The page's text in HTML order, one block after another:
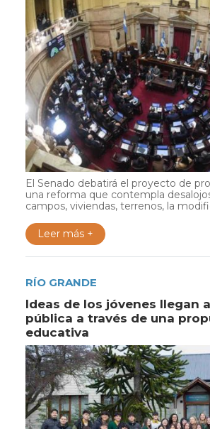
El Senado debatirá el proyecto de
una reforma que contempla
campos, viviendas, terrenos, la
Leer más +
RÍO GRANDE
Ideas de los jóvenes llegan
pública a través de una
educativa